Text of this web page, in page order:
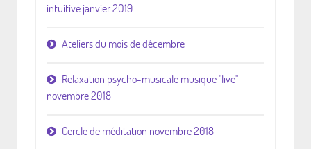
intuitive janvier 2019
Ateliers du mois de décembre
Relaxation psycho-musicale musique "live"
novembre 2018
Cercle de méditation novembre 2018